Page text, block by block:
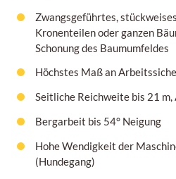
Zwangsgeführtes,
Kronenteilen oder ganzen
Schonung des Baumumfeldes
Höchstes Maß an
Seitliche Reichweite bis 21
Bergarbeit bis 54° Neigung
Hohe Wendigkeit der
(Hundegang)